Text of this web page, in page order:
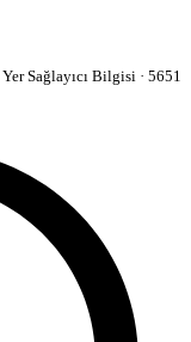
Yer Sağlayıcı Bilgisi · 5651